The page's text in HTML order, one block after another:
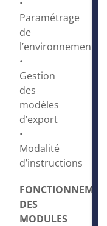
•
Paramétrage
de
l’environnement
•
Gestion
des
modèles
d’export
•
Modalité
d’instructions
FONCTIONNEMENT
DES
MODULES